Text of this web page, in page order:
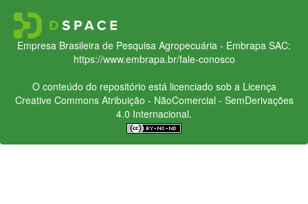
Empresa Brasileira de Pesquisa Agropecuária - Embrapa SAC:
https://www.embrapa.br/fale-conosco
O conteúdo do repositório está licenciado sob a Licença
Creative CommonsAtribuição - NãoComercial - SemDerivações
4.0 Internacional.